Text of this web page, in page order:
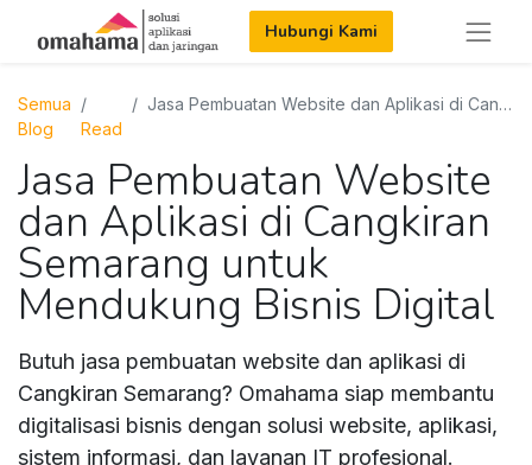
Hubungi Kami
Semua
Blog
Read
Jasa Pembuatan Website dan Aplikasi di Cangkiran Semarang untuk Mendukung Bisnis Digital
Jasa Pembuatan Website
dan Aplikasi di Cangkiran
Semarang untuk
Mendukung Bisnis Digital
Butuh jasa pembuatan website dan aplikasi di
Cangkiran Semarang? Omahama siap membantu
digitalisasi bisnis dengan solusi website, aplikasi,
sistem informasi, dan layanan IT profesional.